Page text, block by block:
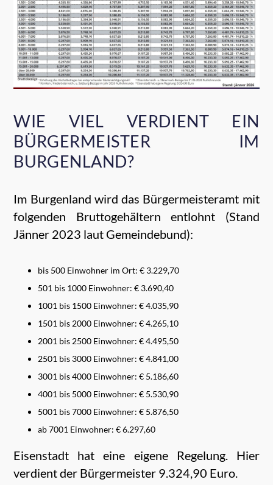
WIE VIEL VERDIENT EIN
BÜRGERMEISTER IM
BURGENLAND?
Im Burgenland wird das Bürgermeisteramt mit
folgenden Bruttogehältern entlohnt (Stand
Jänner 2023 laut Gemeindebund):
bis 500 Einwohner im Ort: € 3.229,70
501 bis 1000 Einwohner: € 3.690,40
1001 bis 1500 Einwohner: € 4.035,90
1501 bis 2000 Einwohner: € 4.265,10
2001 bis 2500 Einwohner: € 4.495,50
2501 bis 3000 Einwohner: € 4.841,00
3001 bis 4000 Einwohner: € 5.186,60
4001 bis 5000 Einwohner: € 5.530,90
5001 bis 7000 Einwohner: € 5.876,50
ab 7001 Einwohner: € 6.297,60
Eisenstadt hat eine eigene Regelung. Hier
verdient der Bürgermeister 9.324,90 Euro.